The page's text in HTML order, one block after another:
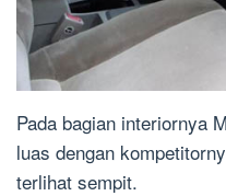
Pada bagian interiornya
luas dengan
terlihat sempit.